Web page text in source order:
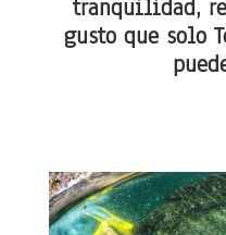
tranquilidad,
gusto que solo